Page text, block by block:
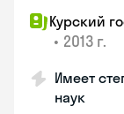
Курский
• 2013 г.
Имеет
наук